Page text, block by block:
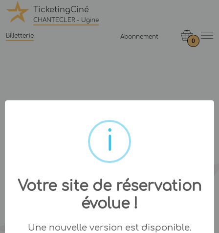
TicketingCiné
CHANTECLER - Ugine
Billetterie Abonnement
0
Votre site de réservation
évolue !
Une nouvelle version est disponible.